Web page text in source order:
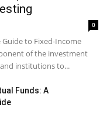
0
to Fixed-Income
of the investment
institutions to...
Funds: A